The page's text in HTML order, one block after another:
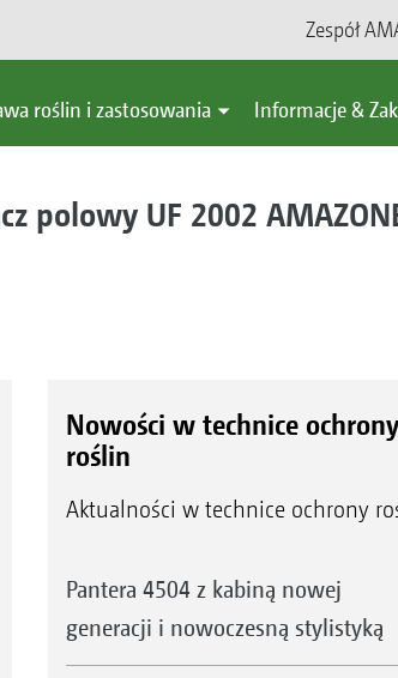
Zespół
roślin i zastosowania Informacje &
polowy UF 2002
Nowości w technice ochrony
roślin
Aktualności w technice ochrony
Pantera 4504 z kabiną nowej
generacji i nowoczesną stylistyką